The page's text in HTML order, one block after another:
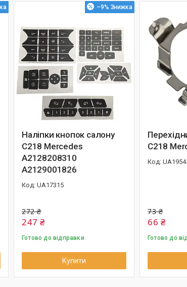
–9%
Наліпки кнопок салону
C218 Mercedes
A2128208310
A2129001826
UA17315
272 ₴
247 ₴
Готово до відправки
Купити
C218
73 ₴
66 ₴
Готово до